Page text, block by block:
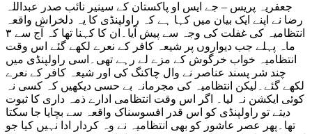
جعفریہ پریس – جے ایس او پاکستان کے سینیر نائب صدر عبداللہ
رضا نے اپنے ایک بیان میں کہا ہے کہ راولپنڈی کا یہ دلخراش واقعہ
انتظامیہ کی غفلت کی وجہ سے پیش آیا۔ان کا کہنا تھا کہ آج سے ۳
ماہ پہلے جب دیواروں پر شیعہ کافر کے نعرے لکھے گئے اس وقت
انتظامیہ خواب خرگوش کے مزے لے رہے تھی۔اسی راولپنڈی میں
چند شر پسند عناصر نے وال چاکنگ کی اور شیعہ کافر کے نعرے
لکھے گئے۔لیکن انتظامیہ کی مجرمانہ بے حسی دیکھیں کہ کسی نہ
کوئی ایکشن نہ لیا۔ اگر اس وقت انتظامی ادارے ذمہ داری کا ثبوت
دیتے تو راولپنڈی کو اس قدر افسوسناک واقعہ سے بچایا جا سکتا
تھا۔پھر عصر عاشور کو بھی انتظامیہ نے وہ کردار ادا نہیں کیا جو